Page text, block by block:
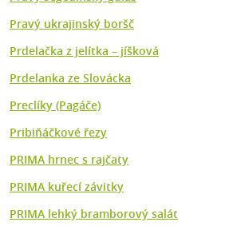
Pravý ukrajinský boršč
Prdelačka z jelítka – jíšková
Prdelanka ze Slovácka
Preclíky (Pagáče)
Pribiňáčkové řezy
PRIMA hrnec s rajčaty
PRIMA kuřecí závitky
PRIMA lehký bramborový salát